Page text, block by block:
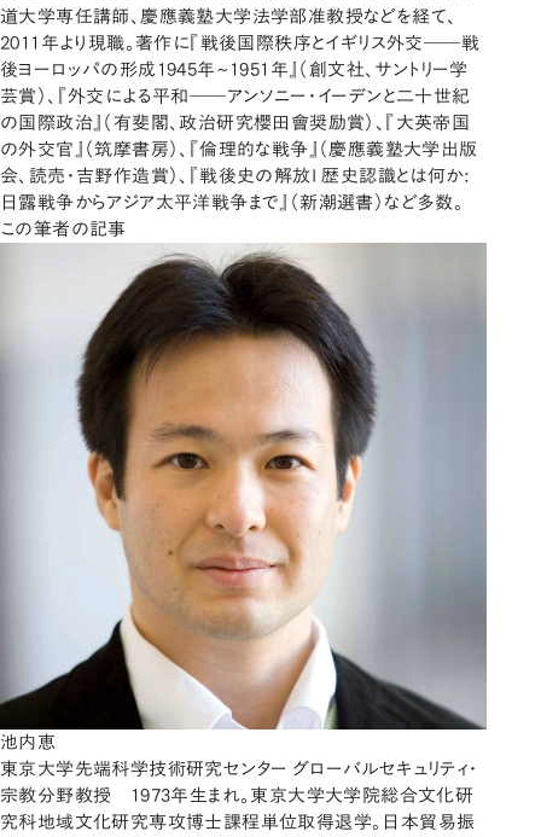
道大学専任講師、慶應義塾大学法学部准教授などを経て、
2011年より現職。著作に『戦後国際秩序とイギリス外交――戦
後ヨーロッパの形成1945年~1951年』（創文社、サントリー学
芸賞）、『外交による平和――アンソニー・イーデンと二十世紀
の国際政治』（有斐閣、政治研究櫻田會奨励賞）、『大英帝国
の外交官』（筑摩書房）、『倫理的な戦争』（慶應義塾大学出版
会、読売・吉野作造賞）、『戦後史の解放I 歴史認識とは何か:
日露戦争からアジア太平洋戦争まで』（新潮選書）など多数。
この筆者の記事
池内恵
東京大学先端科学技術研究センター グローバルセキュリティ・
宗教分野教授 1973年生まれ。東京大学大学院総合文化研
究科地域文化研究専攻博士課程単位取得退学。日本貿易振